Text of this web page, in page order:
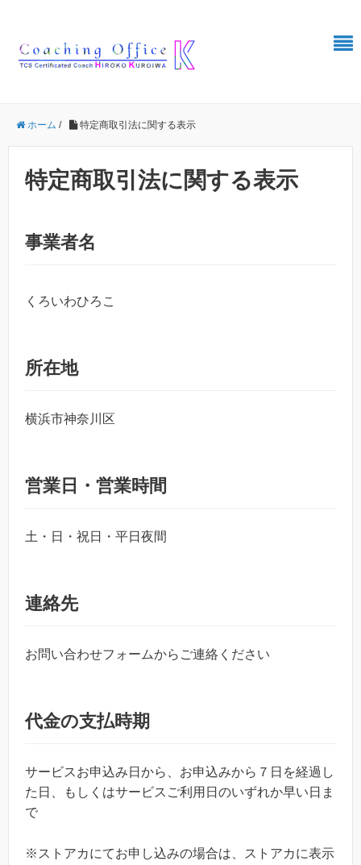
ホーム / 特定商取引法に関する表示
特定商取引法に関する表示
事業者名
くろいわひろこ
所在地
横浜市神奈川区
営業日・営業時間
土・日・祝日・平日夜間
連絡先
お問い合わせフォームからご連絡ください
代金の支払時期
サービスお申込み日から、お申込みから７日を経過し
た日、もしくはサービスご利用日のいずれか早い日ま
で
※ストアカにてお申し込みの場合は、ストアカに表示